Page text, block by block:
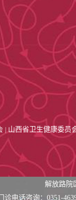
山西省卫生健康委员
解放路
诊电话咨询：0351-